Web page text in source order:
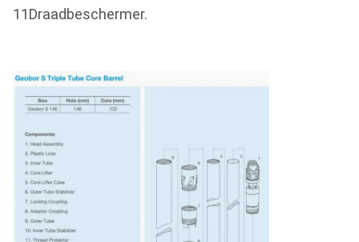
11Draadbeschermer.